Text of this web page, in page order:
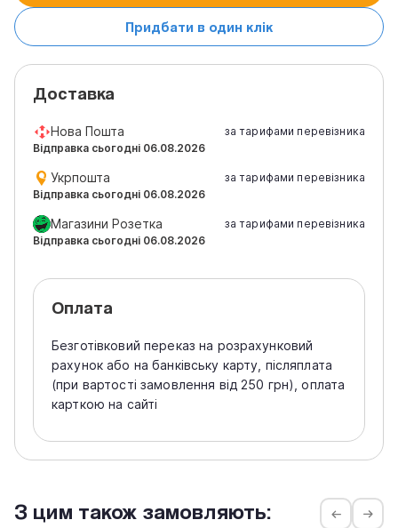
Придбати в один клік
Доставка
Нова Пошта
Відправка сьогодні 06.08.2026
за тарифами перевізника
Укрпошта
Відправка сьогодні 06.08.2026
за тарифами перевізника
Магазини Розетка
Відправка сьогодні 06.08.2026
за тарифами перевізника
Оплата
Безготівковий переказ на розрахунковий
рахунок або на банківську карту, післяплата
(при вартості замовлення від 250 грн), оплата
карткою на сайті
З цим також замовляють: